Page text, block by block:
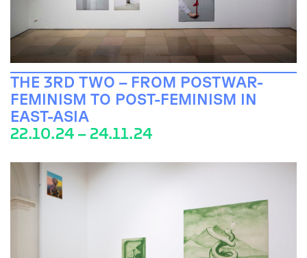
THE 3RD TWO – FROM POSTWAR-
FEMINISM TO POST-FEMINISM IN
EAST-ASIA
22.10.24 – 24.11.24